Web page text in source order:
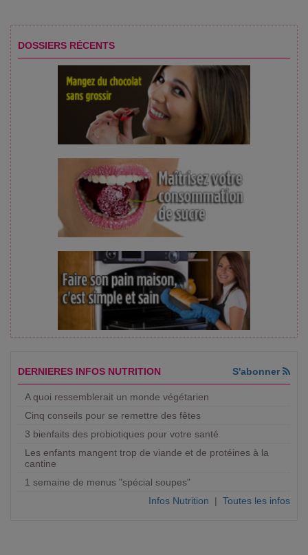
DOSSIERS RÉCENTS
DERNIERES INFOS NUTRITION S'abonner
A quoi ressemblerait un monde végétarien
Cinq conseils pour se remettre des fêtes
3 bienfaits des probiotiques pour votre santé
Les enfants mangent trop de viande et de protéines à la
cantine
1 semaine de menus "spécial soupes"
Infos Nutrition | Toutes les infos